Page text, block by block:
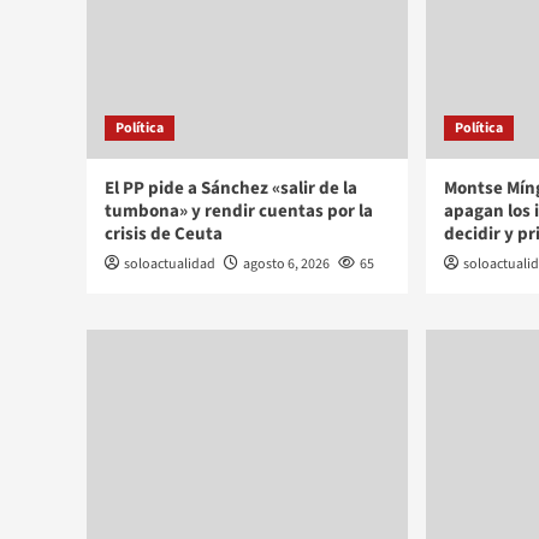
Política
El PP pide a Sánchez «salir de la
tumbona» y rendir cuentas por la
crisis de Ceuta
soloactualidad agosto 6, 2026 65
Política
Montse
apagan los
decidir y